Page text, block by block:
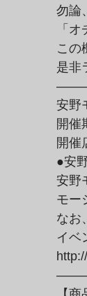
勿論
「
この
是非
安野
開催
開催
●安
安野
モー
なお
イベ